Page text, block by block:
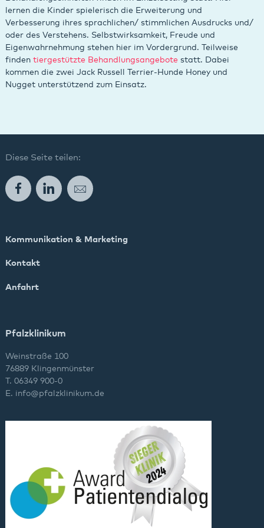
lernen die Kinder spielerisch die Erweiterung und
Verbesserung ihres sprachlichen/ stimmlichen Ausdrucks und/
oder des Verstehens. Selbstwirksamkeit, Freude und
Eigenwahrnehmung stehen hier im Vordergrund. Teilweise
finden tiergestützte Behandlungsangebote statt. Dabei
kommen die zwei Jack Russell Terrier-Hunde Honey und
Nugget unterstützend zum Einsatz.
Diese Seite teilen:
FacebookLinkedInE-Mail
Kommunikation & Marketing
Kontakt
Anfahrt
Pfalzklinikum
Weinstraße 100
76889 Klingenmünster
T. 06349 900-0
E. info@pfalzklinikum.de